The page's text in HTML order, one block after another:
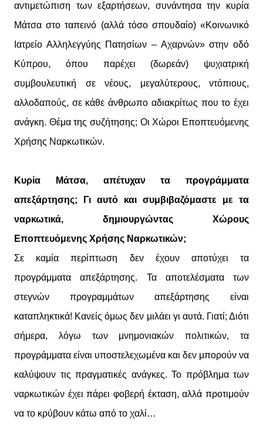
αντιμετώπιση των εξαρτήσεων, συνάντησα την κυρία
Μάτσα στο ταπεινό (αλλά τόσο σπουδαίο) «Κοινωνικό
Ιατρείο Αλληλεγγύης Πατησίων – Αχαρνών» στην οδό
Κύπρου, όπου παρέχει (δωρεάν) ψυχιατρική
συμβουλευτική σε νέους, μεγαλύτερους, ντόπιους,
αλλοδαπούς, σε κάθε άνθρωπο αδιακρίτως που το έχει
ανάγκη. Θέμα της συζήτησης; Οι Χώροι Εποπτευόμενης
Χρήσης Ναρκωτικών.
Κυρία Μάτσα, απέτυχαν τα προγράμματα
απεξάρτησης; Γι αυτό και συμβιβαζόμαστε με τα
ναρκωτικά, δημιουργώντας Χώρους
Εποπτευόμενης Χρήσης Ναρκωτικών;
Σε καμία περίπτωση δεν έχουν αποτύχει τα
προγράμματα απεξάρτησης. Τα αποτελέσματα των
στεγνών προγραμμάτων απεξάρτησης είναι
καταπληκτικά! Κανείς όμως δεν μιλάει γι αυτά. Γιατί; Διότι
σήμερα, λόγω των μνημονιακών πολιτικών, τα
προγράμματα είναι υποστελεχωμένα και δεν μπορούν να
καλύψουν τις πραγματικές ανάγκες. Το πρόβλημα των
ναρκωτικών έχει πάρει φοβερή έκταση, αλλά προτιμούν
να το κρύβουν κάτω από το χαλί…